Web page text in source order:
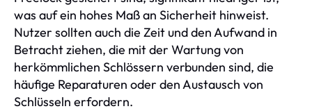
was auf ein hohes Maß an Sicherheit hinweist.
Nutzer sollten auch die Zeit und den Aufwand in
Betracht ziehen, die mit der Wartung von
herkömmlichen Schlössern verbunden sind, die
häufige Reparaturen oder den Austausch von
Schlüsseln erfordern.